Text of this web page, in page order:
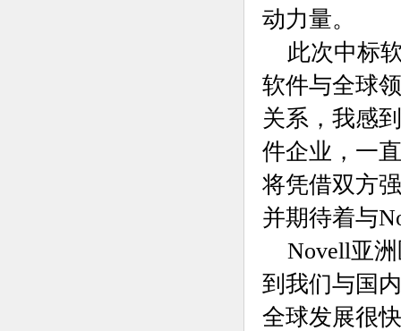
动力量。
此次中标软
软件与全球
关系，我感
件企业，一
将凭借双方
并期待着与
Novell亚洲
到我们与国
全球发展很